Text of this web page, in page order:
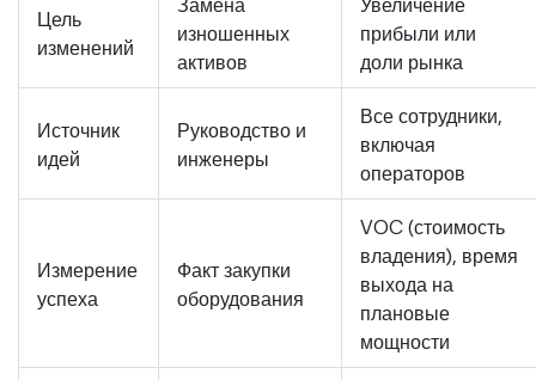
Цель
изменений
изношенных
активов
прибыли или
доли рынка
Источник
идей
Руководство и
инженеры
Все сотрудники,
включая
операторов
Измерение
успеха
Факт закупки
оборудования
VOC (стоимость
владения), время
выхода на
плановые
мощности